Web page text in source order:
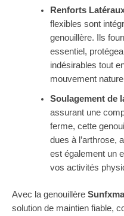
Renforts
flexibles sont
genouillère. Ils
essentiel,
indésirables tout
mouvement
Soulagement de
assurant une
ferme, cette
dues à l’arthrose,
est également un
vos activités
Avec la genouillère
solution de maintien fiable,